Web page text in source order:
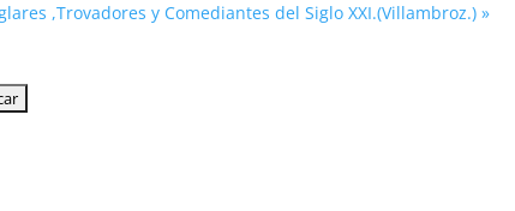
,Trovadores y Comediantes del Siglo XXI.(Villambroz.)»